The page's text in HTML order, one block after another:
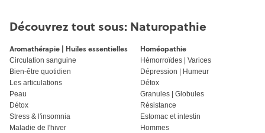
Découvrez tout sous: Naturopathie
Aromathérapie | Huiles essentielles
Circulation sanguine
Bien-être quotidien
Les articulations
Peau
Détox
Stress & l'insomnia
Maladie de l'hiver
Homéopathie
Hémorroïdes | Varices
Dépression | Humeur
Détox
Granules | Globules
Résistance
Estomac et intestin
Hommes